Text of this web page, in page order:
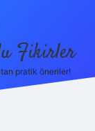
Fikirler
pratik öneriler!